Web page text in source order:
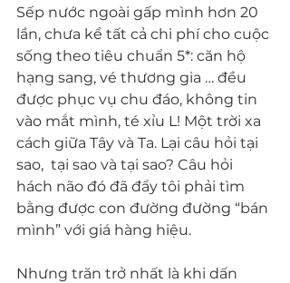
Sếp nước ngoài gấp mình hơn 20
lần, chưa kể tất cả chi phí cho cuộc
sống theo tiêu chuẩn 5*: căn hộ
hạng sang, vé thương gia … đều
được phục vụ chu đáo, không tin
vào mắt mình, té xỉu L! Một trời xa
cách giữa Tây và Ta. Lại câu hỏi tại
sao,  tại sao và tại sao? Câu hỏi
hách não đó đã đẩy tôi phải tìm
bằng được con đường đường “bán
mình” với giá hàng hiệu.
Nhưng trăn trở nhất là khi dấn